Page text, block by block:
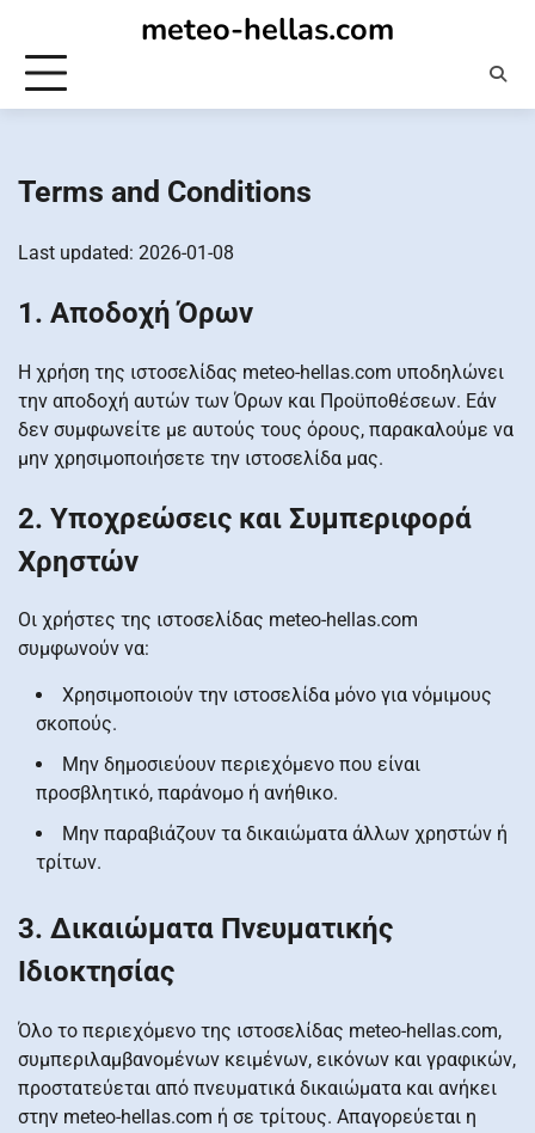
content
meteo-hellas.com
Terms and Conditions
Last updated: 2026-01-08
1. Αποδοχή Όρων
Η χρήση της ιστοσελίδας meteo-hellas.com υποδηλώνει
την αποδοχή αυτών των Όρων και Προϋποθέσεων. Εάν
δεν συμφωνείτε με αυτούς τους όρους, παρακαλούμε να
μην χρησιμοποιήσετε την ιστοσελίδα μας.
2. Υποχρεώσεις και Συμπεριφορά
Χρηστών
Οι χρήστες της ιστοσελίδας meteo-hellas.com
συμφωνούν να:
Χρησιμοποιούν την ιστοσελίδα μόνο για νόμιμους
σκοπούς.
Μην δημοσιεύουν περιεχόμενο που είναι
προσβλητικό, παράνομο ή ανήθικο.
Μην παραβιάζουν τα δικαιώματα άλλων χρηστών ή
τρίτων.
3. Δικαιώματα Πνευματικής
Ιδιοκτησίας
Όλο το περιεχόμενο της ιστοσελίδας meteo-hellas.com,
συμπεριλαμβανομένων κειμένων, εικόνων και γραφικών,
προστατεύεται από πνευματικά δικαιώματα και ανήκει
στην meteo-hellas.com ή σε τρίτους. Απαγορεύεται η